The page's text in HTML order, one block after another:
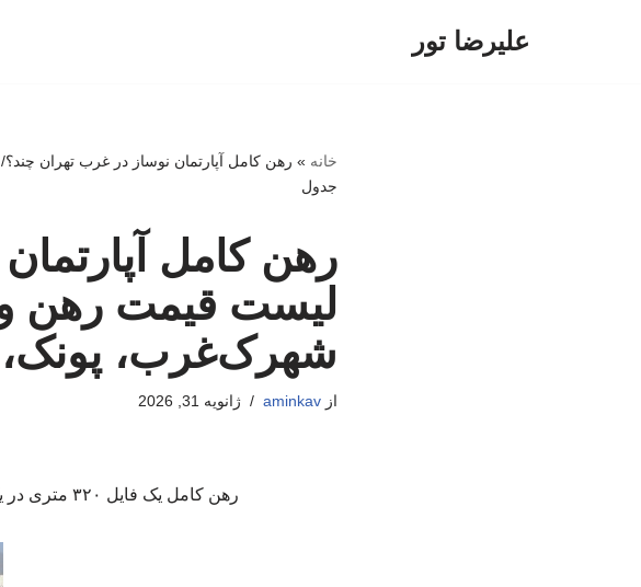
علیرضا تور
خانه » رهن کامل آپارتمان نوساز در غرب تهران
جدول
رهن کامل
لیست قیمت رهن و
شهرک‌غرب، پونک،
ازaminkav ژانویه 31, 2026
رهن کامل یک فایل ۳۲۰ متری در یک برج با نمای برج میلاد ۳۵ میلیارد تومان قیمت خورده است.